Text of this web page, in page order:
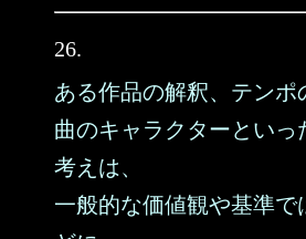
26.
ある作品の解釈、テンポ
曲のキャラクターといっ
考えは、
一般的な価値観や基準で